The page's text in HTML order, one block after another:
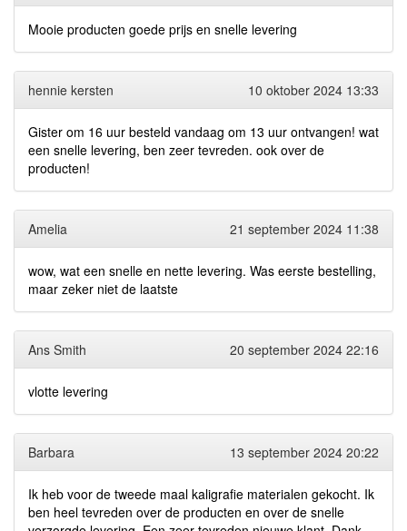
Mooie producten goede prijs en snelle levering
hennie kersten 10 oktober 2024 13:33
Gister om 16 uur besteld vandaag om 13 uur ontvangen! wat
een snelle levering, ben zeer tevreden. ook over de
producten!
Amelia 21 september 2024 11:38
wow, wat een snelle en nette levering. Was eerste bestelling,
maar zeker niet de laatste
Ans Smith 20 september 2024 22:16
vlotte levering
Barbara 13 september 2024 20:22
Ik heb voor de tweede maal kaligrafie materialen gekocht. Ik
ben heel tevreden over de producten en over de snelle